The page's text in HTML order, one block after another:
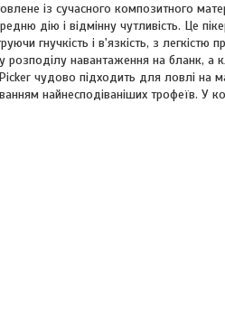
із сучасного композитного
дію і відмінну чутливість. Це
гнучкість і в'язкість, з легкістю
розподілу навантаження на бланк, а
чудово підходить для ловлі на
найнесподіваніших трофеїв. У